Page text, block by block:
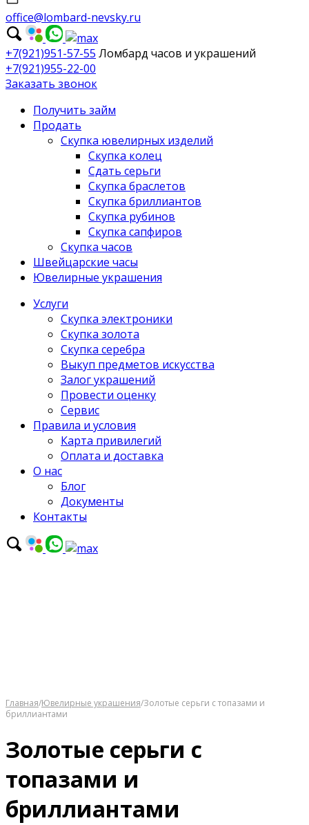
office@lombard-nevsky.ru
+7(921)951-57-55 Ломбард часов и украшений
+7(921)955-22-00
Заказать звонок
Получить займ
Продать
Скупка ювелирных изделий
Скупка колец
Сдать серьги
Скупка браслетов
Скупка бриллиантов
Скупка рубинов
Скупка сапфиров
Скупка часов
Швейцарские часы
Ювелирные украшения
Услуги
Скупка электроники
Скупка золота
Скупка серебра
Выкуп предметов искусства
Залог украшений
Провести оценку
Сервис
Правила и условия
Карта привилегий
Оплата и доставка
О нас
Блог
Документы
Контакты
Главная/Ювелирные украшения/Золотые серьги с топазами и
бриллиантами
Золотые серьги с
топазами и
бриллиантами